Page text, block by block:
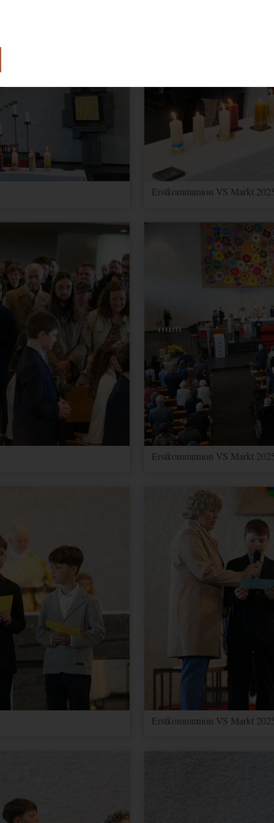
Erstkommunion VS Markt
Erstkommunion VS Markt
Erstkommunion VS Markt
Funktion unserer Website benötigt.
zur Verwendung von Cookies.
über Nutzereinstellungen und -informationen für Google Maps
zu unterscheiden.
verwendet.
zu unterscheiden.
für den Benutzer. Wenn Sie Ihr Google Analytics- und Ihr
werden Elemente zur Effizienzmessung dieses Cookie lesen, sofern